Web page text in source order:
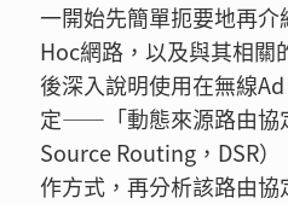
一開始先簡單扼要地再
Hoc網路，以及與其相關
後深入說明使用在無線
定——「動態來源路由協
Source Routing，DSR
作方式，再分析該路由協